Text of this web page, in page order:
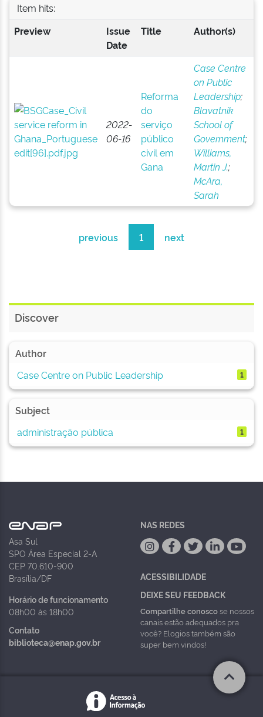
Item hits:
Preview
Issue
Date
Title Author(s)
2022-
06-16
Reforma
do
serviço
público
civil em
Gana
Case Centre
on Public
Leadership;
Blavatnik
School of
Government;
Williams,
Martin J.;
McAra,
Sarah
previous 1 next
Discover
Author
Case Centre on Public Leadership
1
Subject
administração pública
1
Asa Sul
SPO Área Especial 2-A
CEP 70.610-900
Brasília/DF
Horário de funcionamento
08h00 às 18h00
Contato
biblioteca@enap.gov.br
NAS REDES
ACESSIBILIDADE
DEIXE SEU FEEDBACK
Compartilhe conoscose nossos
canais estão adequados pra
você? Elogios também são
super bem vindos!